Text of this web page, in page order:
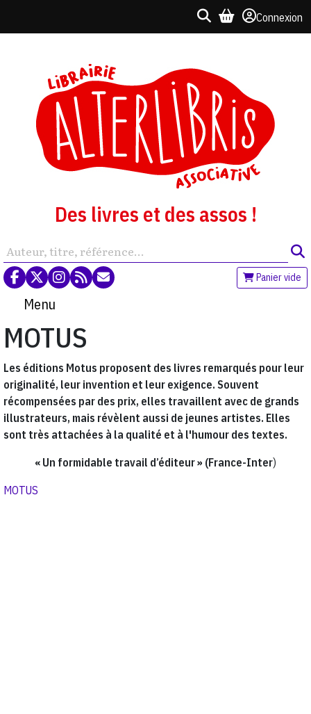
Connexion
Des livres et des assos !
Panier vide
Menu
MOTUS
Les éditions Motus proposent des livres remarqués pour leur
originalité, leur invention et leur exigence. Souvent
récompensées par des prix, elles travaillent avec de grands
illustrateurs, mais révèlent aussi de jeunes artistes. Elles
sont très attachées à la qualité et à l'humour des textes.
« Un formidable travail d’éditeur » (France-Inter)
MOTUS